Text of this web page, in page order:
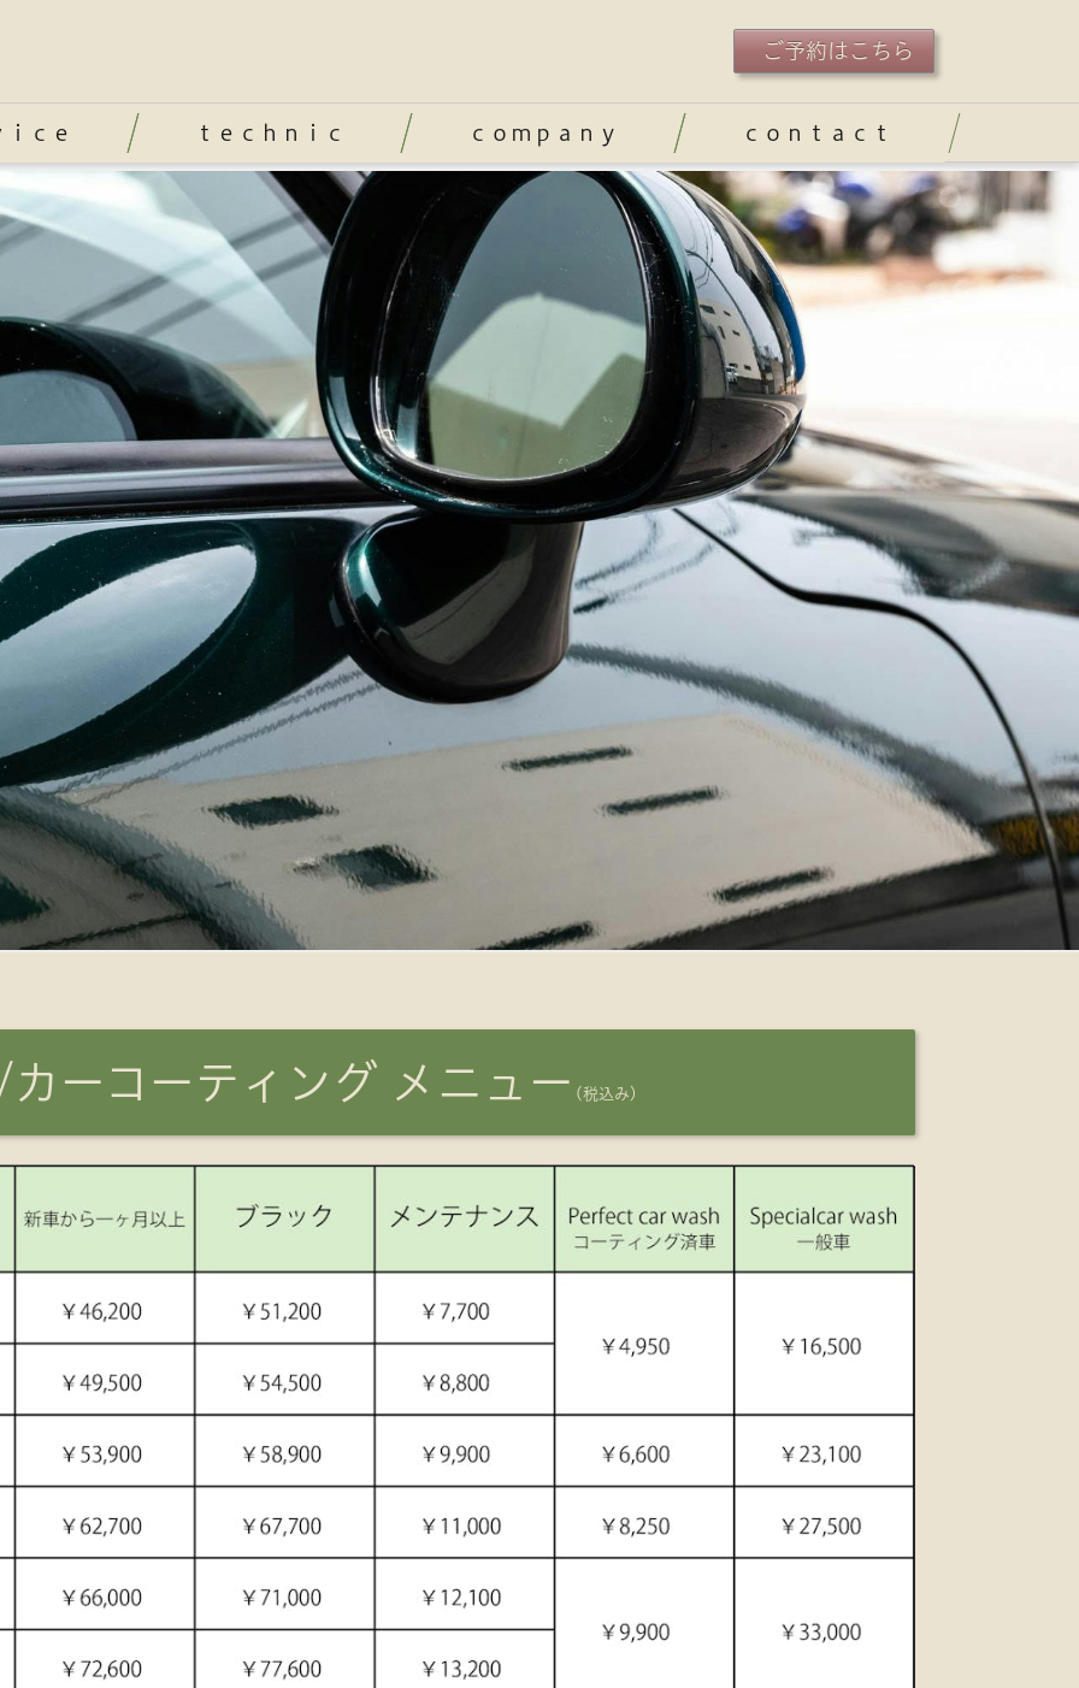
ご予約はこちら
ｃｅ ｔｅｃｈｎｉｃ ｃｏｍｐａｎｙ ｃｏｎｔａｃｔ
ーコーティング メニュー (税込み)